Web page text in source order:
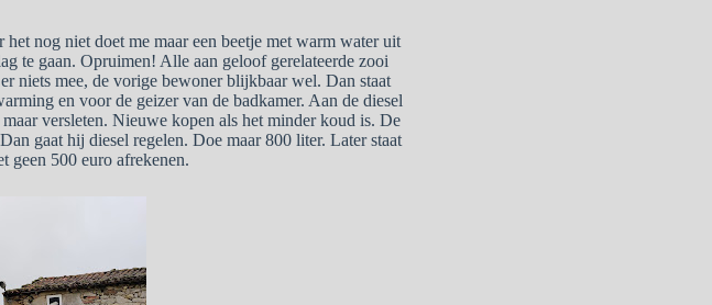
nog niet doet me maar een beetje met warm water uit
te gaan. Opruimen! Alle aan geloof gerelateerde zooi
niets mee, de vorige bewoner blijkbaar wel. Dan staat
en voor de geizer van de badkamer. Aan de diesel
versleten. Nieuwe kopen als het minder koud is. De
gaat hij diesel regelen. Doe maar 800 liter. Later staat
geen 500 euro afrekenen.